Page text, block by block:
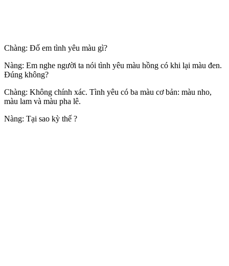
Chàng: Đố em tình yêu màu gì?
Nàng: Em nghe người ta nói tình yêu màu hồng có khi lại màu đen.
Đúng không?
Chàng: Không chính xác. Tình yêu có ba màu cơ bản: màu nho,
màu lam và màu pha lê.
Nàng: Tại sao kỳ thế ?